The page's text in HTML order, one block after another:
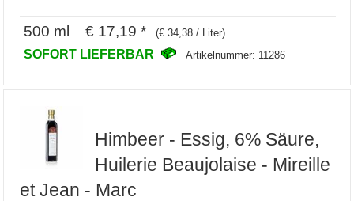
500 ml € 17,19 * (€ 34,38 / Liter)
SOFORT LIEFERBAR Artikelnummer: 11286
Himbeer - Essig, 6% Säure,
Huilerie Beaujolaise - Mireille
et Jean - Marc